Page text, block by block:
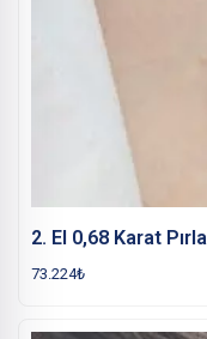
2. El 0,68 Karat
73.224₺